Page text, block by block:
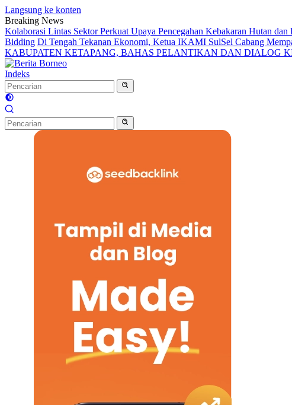
Langsung ke konten
Breaking News
Kolaborasi Lintas Sektor Perkuat Upaya Pencegahan Kebakaran Hutan
Bidding Di Tengah Tekanan Ekonomi, Ketua IKAMI SulSel Cabang
KABUPATEN KETAPANG, BAHAS PELANTIKAN DAN DIALOG
Indeks